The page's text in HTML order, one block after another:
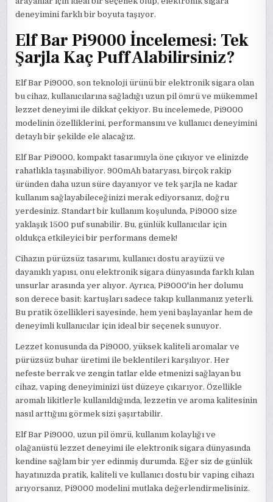
deneyimini farklı bir boyuta taşıyor.
Elf Bar Pi9000 İncelemesi: Tek
Şarjla Kaç Puff Alabilirsiniz?
Elf Bar Pi9000, son teknoloji ürünü bir elektronik sigara olan
bu cihaz, kullanıcılarına sağladığı uzun pil ömrü ve mükemmel
lezzet deneyimi ile dikkat çekiyor. Bu incelemede, Pi9000
modelinin özelliklerini, performansını ve kullanıcı deneyimini
detaylı bir şekilde ele alacağız.
Elf Bar Pi9000, kompakt tasarımıyla öne çıkıyor ve elinizde
rahatlıkla taşınabiliyor. 900mAh bataryası, birçok rakip
üründen daha uzun süre dayanıyor ve tek şarjla ne kadar
kullanım sağlayabileceğinizi merak ediyorsanız, doğru
yerdesiniz. Standart bir kullanım koşulunda, Pi9000 size
yaklaşık 1500 puf sunabilir. Bu, günlük kullanıcılar için
oldukça etkileyici bir performans demek!
Cihazın pürüzsüz tasarımı, kullanıcı dostu arayüzü ve
dayanıklı yapısı, onu elektronik sigara dünyasında farklı kılan
unsurlar arasında yer alıyor. Ayrıca, Pi9000'in her dolumu
son derece basit: kartuşları sadece takıp kullanmanız yeterli.
Bu pratik özellikleri sayesinde, hem yeni başlayanlar hem de
deneyimli kullanıcılar için ideal bir seçenek sunuyor.
Lezzet konusunda da Pi9000, yüksek kaliteli aromalar ve
pürüzsüz buhar üretimi ile beklentileri karşılıyor. Her
nefeste berrak ve zengin tatlar elde etmenizi sağlayan bu
cihaz, vaping deneyiminizi üst düzeye çıkarıyor. Özellikle
aromalı likitlerle kullanıldığında, lezzetin ve aroma kalitesinin
nasıl arttığını görmek sizi şaşırtabilir.
Elf Bar Pi9000, uzun pil ömrü, kullanım kolaylığı ve
olağanüstü lezzet deneyimi ile elektronik sigara dünyasında
kendine sağlam bir yer edinmiş durumda. Eğer siz de günlük
hayatınızda pratik, kaliteli ve kullanıcı dostu bir vaping cihazı
arıyorsanız, Pi9000 modelini mutlaka değerlendirmelisiniz.